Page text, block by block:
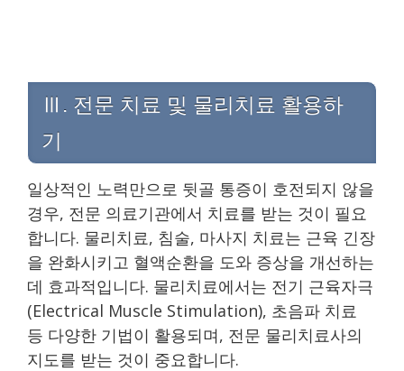
Ⅲ. 전문 치료 및 물리치료 활용하
기
일상적인 노력만으로 뒷골 통증이 호전되지 않을
경우, 전문 의료기관에서 치료를 받는 것이 필요
합니다. 물리치료, 침술, 마사지 치료는 근육 긴장
을 완화시키고 혈액순환을 도와 증상을 개선하는
데 효과적입니다. 물리치료에서는 전기 근육자극
(Electrical Muscle Stimulation), 초음파 치료
등 다양한 기법이 활용되며, 전문 물리치료사의
지도를 받는 것이 중요합니다.